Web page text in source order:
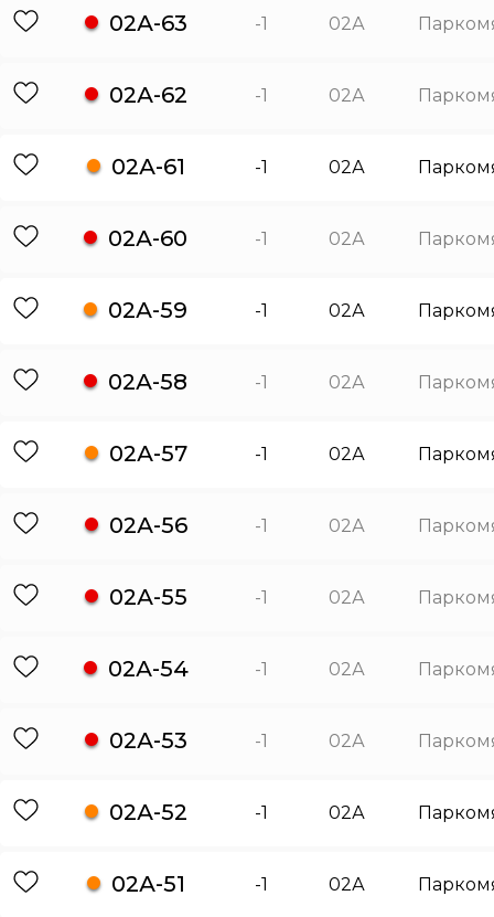
02А-63 -1 02А
02А-62 -1 02А
02А-61 -1 02А
02А-60 -1 02А
02А-59 -1 02А
02А-58 -1 02А
02А-57 -1 02А
02А-56 -1 02А
02А-55 -1 02А
02А-54 -1 02А
02А-53 -1 02А
02А-52 -1 02А
02А-51 -1 02А